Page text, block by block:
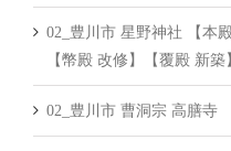
02_豊川市 星野神社 【本
【幣殿 改修】【覆殿 新築
02_豊川市 曹洞宗 高膳寺